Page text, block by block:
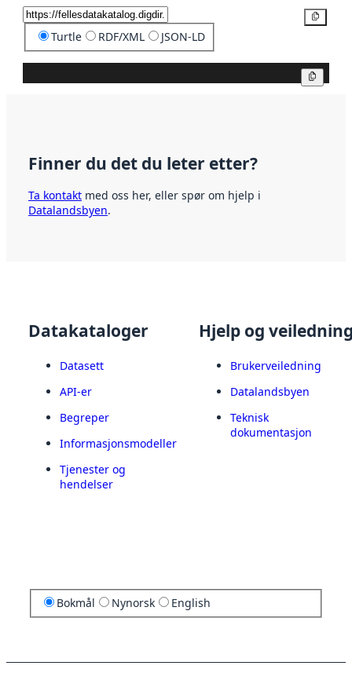
Turtle RDF/XML JSON-LD
Finner du det du leter etter?
Ta kontakt med oss her, eller spør om hjelp i
Datalandsbyen.
Datakataloger
Datasett
API-er
Begreper
Informasjonsmodeller
Tjenester og
hendelser
Hjelp og
Brukerveiledning
Datalandsbyen
Teknisk
dokumentasjon
Bokmål Nynorsk English